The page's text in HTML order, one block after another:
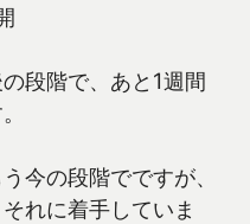
段階で、あと1週間
今の段階でですが、
れに着手していま